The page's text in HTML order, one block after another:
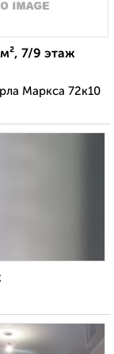
7/9 этаж
Маркса 72к10